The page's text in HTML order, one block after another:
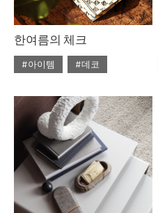
한여름의 체크
#아이템
#데코
#8월호 뉴
#뉴
#로저비비에
#서머패턴
#에르마노
#자라홈
#체크아이템
#체크패턴